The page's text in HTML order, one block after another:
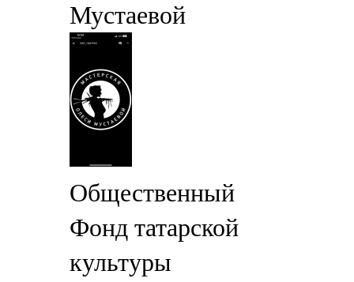
Мустаевой
Общественный
Фонд татарской
культуры